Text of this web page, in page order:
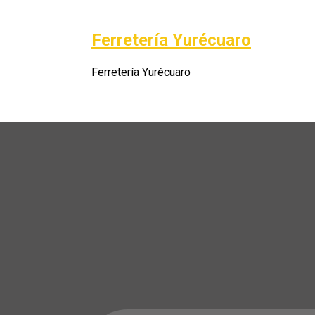
Ferretería Yurécuaro
Ferretería Yurécuaro